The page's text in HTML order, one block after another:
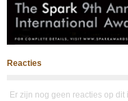
Reacties
Er zijn nog geen reacties op dit